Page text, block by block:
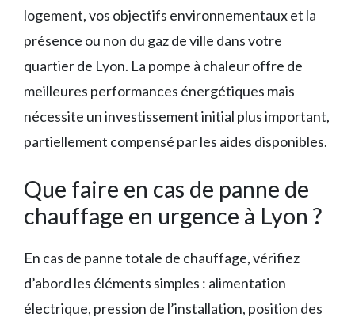
logement, vos objectifs environnementaux et la
présence ou non du gaz de ville dans votre
quartier de Lyon. La pompe à chaleur offre de
meilleures performances énergétiques mais
nécessite un investissement initial plus important,
partiellement compensé par les aides disponibles.
Que faire en cas de panne de
chauffage en urgence à Lyon ?
En cas de panne totale de chauffage, vérifiez
d’abord les éléments simples : alimentation
électrique, pression de l’installation, position des